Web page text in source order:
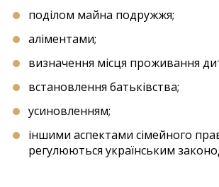
поділом майна подружжя;
аліментами;
визначення місця проживання
встановлення батьківства;
усиновленням;
іншими аспектами сімейного
регулюються українським